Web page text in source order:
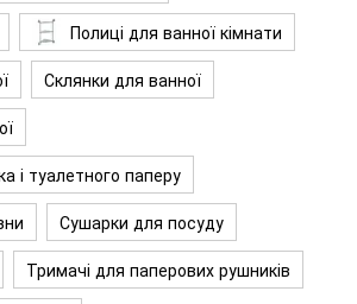
Полиці для ванної кімнати
Склянки для ванної
і туалетного паперу
Сушарки для посуду
Тримачі для паперових рушників